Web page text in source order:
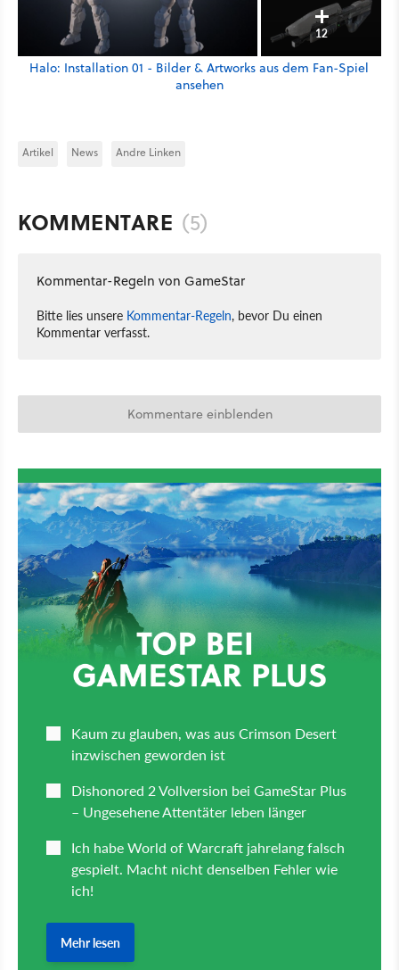
12
Halo: Installation 01 - Bilder & Artworks aus dem Fan-Spiel
ansehen
Artikel News Andre Linken
KOMMENTARE (5)
Kommentar-Regeln von GameStar
Bitte lies unsere Kommentar-Regeln, bevor Du einen
Kommentar verfasst.
Kommentare einblenden